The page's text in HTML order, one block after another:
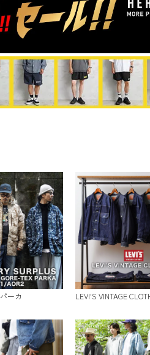
ーカ LEVI'S VINTAGE